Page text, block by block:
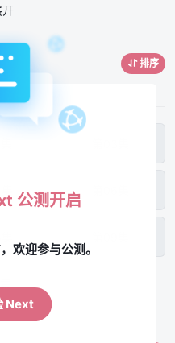
科学王国』を作りあげる。 し
子王司率いる『武力帝国』が
、強大な武力によって科学の発
力の戦いは激闘の末、千空た
和解する。 仲間の謀反によっ
そして、全人類を復活すべ
地球の裏側・新世界を目指す！
！ 石の世界(ストーンワール
开
排序
公测开启
欢迎参与公测。
Next